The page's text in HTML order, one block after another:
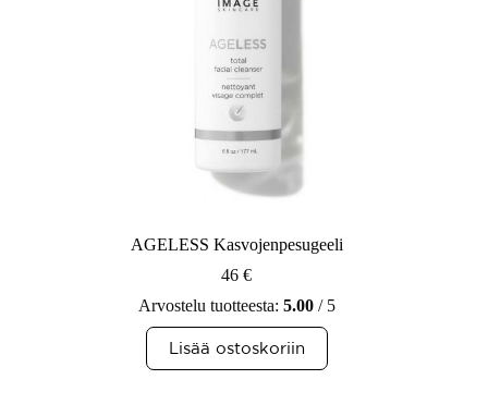
AGELESS Kasvojenpesugeeli
46€
Arvostelu tuotteesta: 5.00/ 5
Lisää ostoskoriin